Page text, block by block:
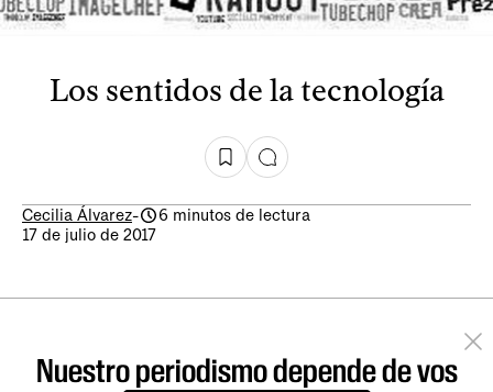
Los sentidos de la tecnología
Cecilia Álvarez-
6 minutos de lectura
17 de julio de 2017
Nuestro periodismo depende de vos